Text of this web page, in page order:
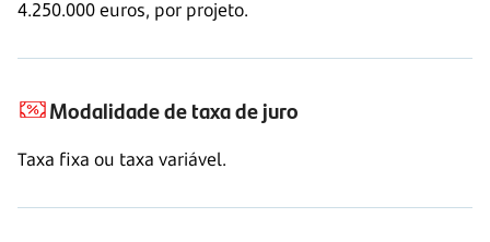
4.250.000 euros, por projeto.
Modalidade de taxa de juro
Taxa fixa ou taxa variável.